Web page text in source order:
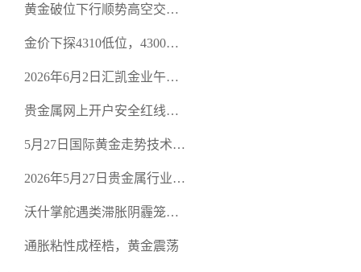
规黄金开户交易平台？
黄金破位下行顺势高空交易
金价下探4310低位，4300关
2026年6月2日汇凯金业午盘
空头清算算法如何布防？
贵金属网上开户安全红线：
恶意洗盘陷阱
5月27日国际黄金走势技术盘
规黄金平台全方位行情解析
2026年5月27日贵金属行业新
正规贵金属开户平台迎开户
热潮
沃什掌舵遇类滞胀阴霾笼
通胀粘性成桎梏，黄金震荡